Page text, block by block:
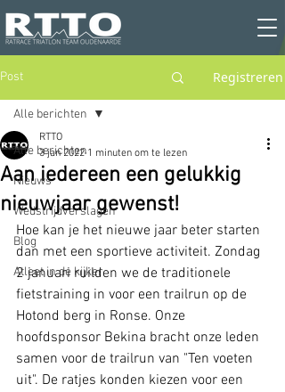
Post Registreren
Alle berichten
Nieuws
Wedstrijdverslagen
Blog
Atleet in de kijker
Alle berichten
Aan iedereen een gelukkig
nieuwjaar gewenst!
RTTO
3 jan 2022 1 minuten om te lezen
Hoe kan je het nieuwe jaar beter starten
dan met een sportieve activiteit. Zondag
2 januari ruilden we de traditionele
fietstraining in voor een trailrun op de
Hotond berg in Ronse. Onze
hoofdsponsor Bekina bracht onze leden
samen voor de trailrun van "Ten voeten
uit". De ratjes konden kiezen voor een